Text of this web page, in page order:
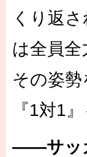
くり返
は全員
その姿
『1対1
――サッ